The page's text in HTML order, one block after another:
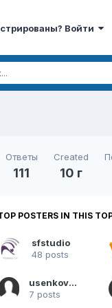
Войти
Ответы
111
Created
10 г
POSTERS IN THIS
sfstudio
48 posts
usenkov999
7 posts